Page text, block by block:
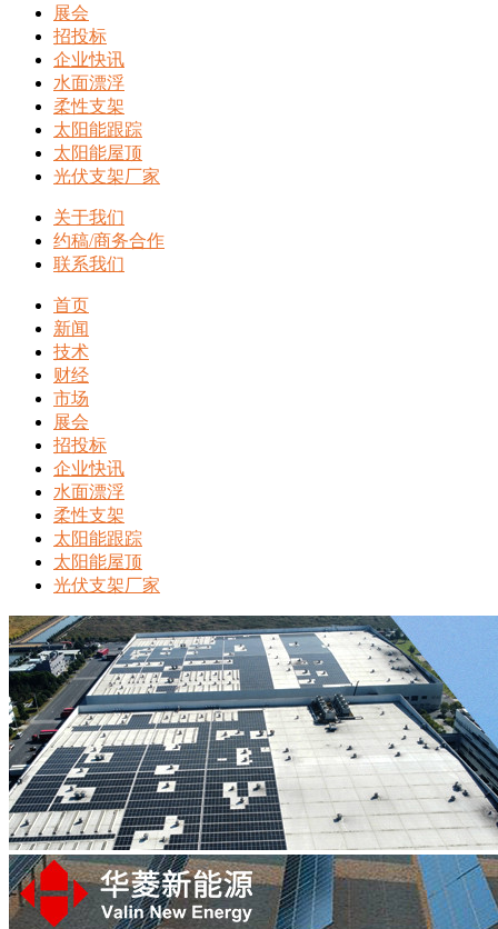
展会
招投标
企业快讯
水面漂浮
柔性支架
太阳能跟踪
太阳能屋顶
光伏支架厂家
关于我们
约稿/商务合作
联系我们
首页
新闻
技术
财经
市场
展会
招投标
企业快讯
水面漂浮
柔性支架
太阳能跟踪
太阳能屋顶
光伏支架厂家